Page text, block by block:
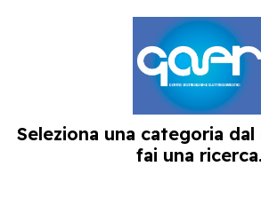
Seleziona una categoria
fai una ricerca.